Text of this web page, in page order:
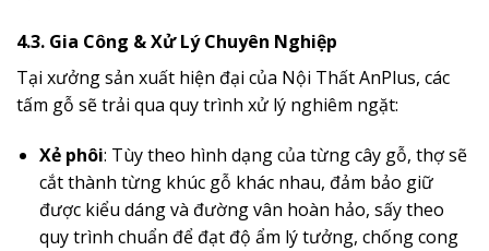
4.3. Gia Công & Xử Lý Chuyên Nghiệp
Tại xưởng sản xuất hiện đại của Nội Thất AnPlus, các
tấm gỗ sẽ trải qua quy trình xử lý nghiêm ngặt:
Xẻ phôi: Tùy theo hình dạng của từng cây gỗ, thợ sẽ
cắt thành từng khúc gỗ khác nhau, đảm bảo giữ
được kiểu dáng và đường vân hoàn hảo, sấy theo
quy trình chuẩn để đạt độ ẩm lý tưởng, chống cong